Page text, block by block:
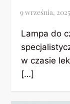
Lampa do
w czasie
[…]